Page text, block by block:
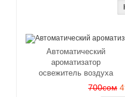
Автоматический
ароматизатор
освежитель воздуха
700сом